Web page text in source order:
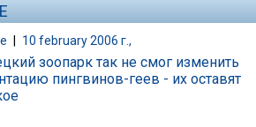
| 10 february 2006 г.,
зоопарк так не смог изменить
пингвинов-геев - их оставят